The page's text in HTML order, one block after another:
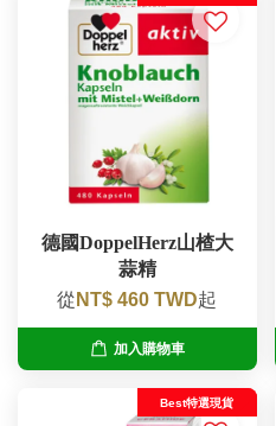
德國DoppelHerz山楂大
蒜精
從 NT$ 460 TWD起
加入購物車
Best特選現貨